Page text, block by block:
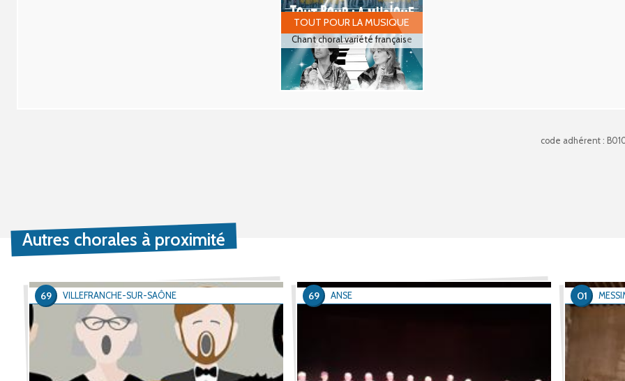
TOUT POUR LA MUSIQUE
Chant choral variété française
code adhérent :
Autres chorales à proximité
VILLEFRANCHE-SUR-SAÔNE
69 ANSE
69 01